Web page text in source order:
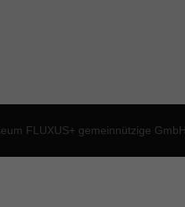
FLUXUS+ gemeinnützige